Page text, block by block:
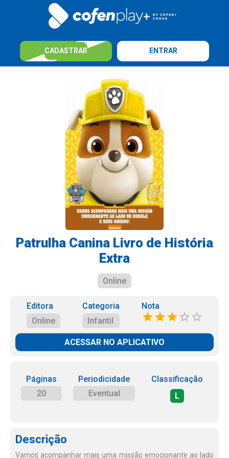
CADASTRAR ENTRAR
Patrulha Canina Livro de História
Extra
Online
Editora
Online
Categoria
Infantil
Nota
ACESSAR NO APLICATIVO
Páginas
20
Periodicidade
Eventual
Classificação
L
Descrição
Vamos acompanhar mais uma missão emocionante ao lado